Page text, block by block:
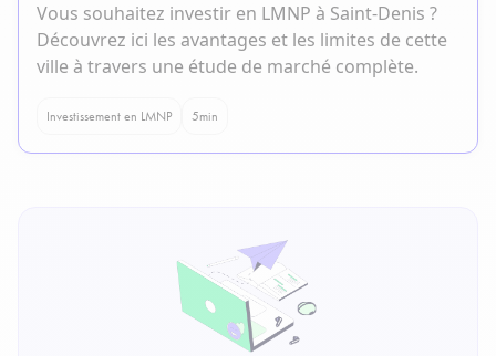
Vous souhaitez investir en LMNP à Saint-Denis ?
Découvrez ici les avantages et les limites de cette
ville à travers une étude de marché complète.
Investissement en LMNP 5min